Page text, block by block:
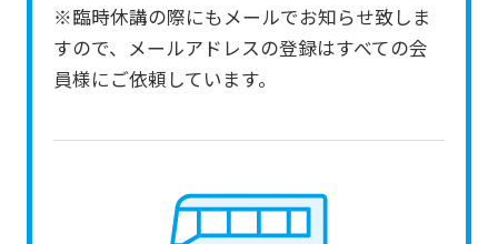
※臨時休講の際にもメールでお知らせ致しま
すので、メールアドレスの登録はすべての会
員様にご依頼しています。
ask
that
fully
this